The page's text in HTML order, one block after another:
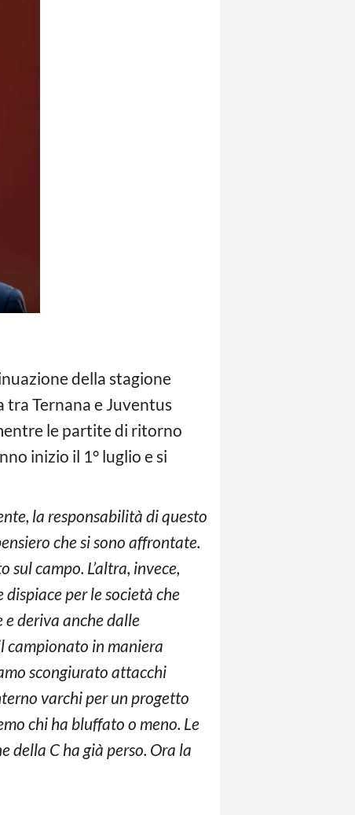
della stagione
tra Ternana e Juventus
le partite di ritorno
inizio il 1° luglio e si
la responsabilità di questo
che si sono affrontate.
campo. L’altra, invece,
per le società che
e deriva anche dalle
campionato in maniera
scongiurato attacchi
varchi per un progetto
chi ha bluffato o meno. Le
della C ha già perso. Ora la